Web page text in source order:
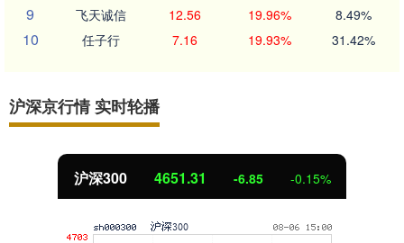
9 飞天诚信 12.56 19.96% 8.49%
10 任子行 7.16 19.93% 31.42%
沪深京行情 实时轮播
沪深300 4651.31 -6.85 -0.15%